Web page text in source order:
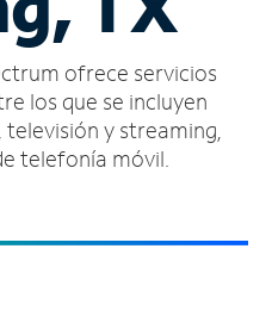
ofrece servicios
los que se incluyen
y streaming,
telefonía móvil.